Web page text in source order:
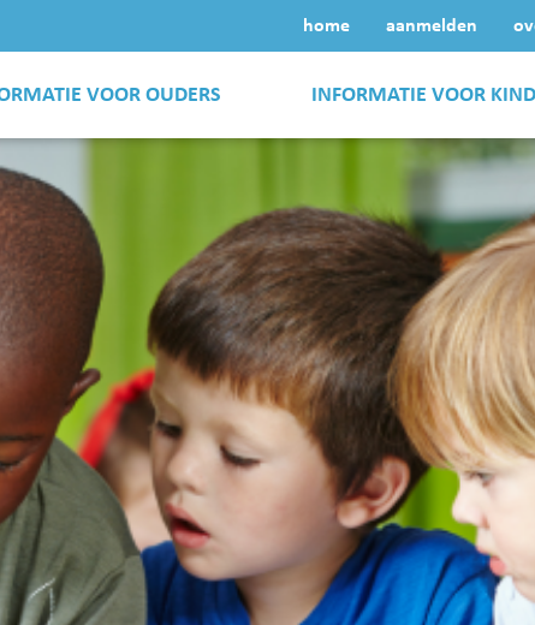
home aanmelden
VOOR OUDERS INFORMATIE VOOR